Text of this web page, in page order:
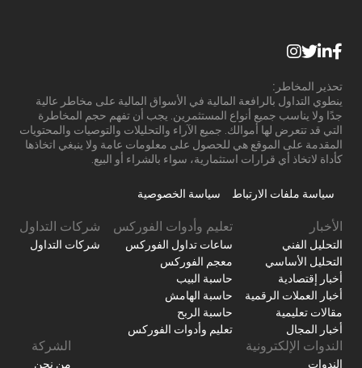
تحذير المخاطر:
ينطوي التداول بالرافعة المالية في الأسواق المالية على مخاطر عالية
جدًا ولا يناسب جميع أنواع المستثمرين. يجب أن تفهم حجم المخاطرة
التي قد تتعرض لها أموالك. جميع الآراء والتحليلات والتوصيات والمحتويات
المقدمة على الموقع هي للحصول على معلومات عامة ولا ينبغي اتخاذها
كأداة لاتخاذ أي قرارات استثمارية، سواء بالشراء أو البيع.
سياسة ملفات الارتباط سياسة الخصوصية
الأخبار
التحليل الفني
التحليل الأساسي
أخبار إقتصادية
أخبار العملات الرقمية
مقالات تعليمية
أخبار المجال
تعليم وأدوات الفوركس
ساعات تداول الفوركس
معجم الفوركس
حاسبة البيب
حاسبة الهامش
حاسبة الربح
تعليم وأدوات الفوركس
شركات التداول
شركات التداول
الندوات الإلكترونية
الندوات
الشركة
من نحن